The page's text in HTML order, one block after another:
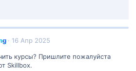
E
E
s
16 Апр 2025
курсы? Пришлите пожалуйста
Skillbox.